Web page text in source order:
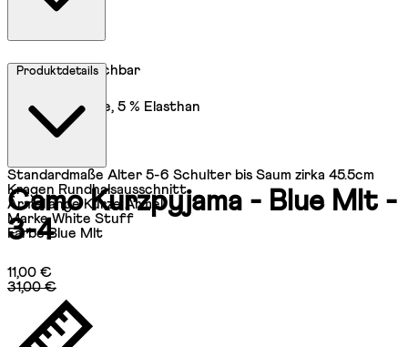
Maschinenwaschbar
95 % Baumwolle, 5 % Elasthan
Produktdetails
Standardmaße Alter 5-6 Schulter bis Saum zirka 45.5cm
Kragen Rundhalsausschnitt
Ärmellänge Kurze Ärmel
Marke White Stuff
Farbe Blue Mlt
Camo Kurzpyjama - Blue Mlt -
3-4
Aktueller Preis: 11,00 €.
11,00 €
31,00 €